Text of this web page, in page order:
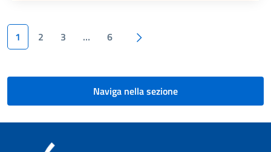
Paginazione
1 2 3 … 6
Naviga nella sezione